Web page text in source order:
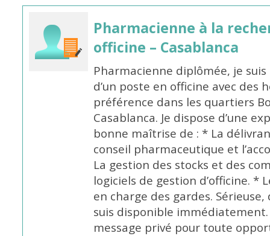
Pharmacienne à la
officine – Casablanca
Pharmacienne diplômée, je
d’un poste en officine avec des
préférence dans les quartiers
Casablanca. Je dispose d’une
bonne maîtrise de : * La
conseil pharmaceutique et
La gestion des stocks et des
logiciels de gestion d’officine. *
en charge des gardes.
suis disponible
message privé pour toute